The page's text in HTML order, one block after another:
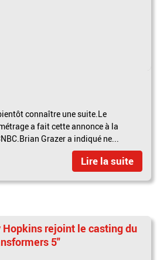
connaître une suite.Le
a fait cette annonce à la
Grazer a indiqué ne...
Lire la suite
Hopkins rejoint le casting du
5"